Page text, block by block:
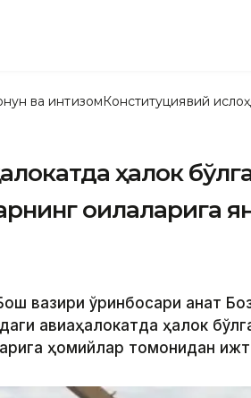
ва интизомКонституциявий
ҳалок
оилаларига
вазири ўринбосари Қанат
авиаҳалокатда ҳалок
ҳомийлар томонидан